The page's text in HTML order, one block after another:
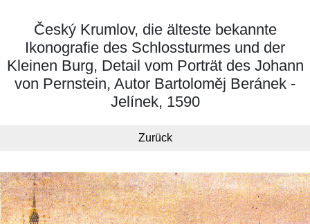
Český Krumlov, die älteste bekannte
Ikonografie des Schlossturmes und der
Kleinen Burg, Detail vom Porträt des Johann
von Pernstein, Autor Bartoloměj Beránek -
Jelínek, 1590
Zurück